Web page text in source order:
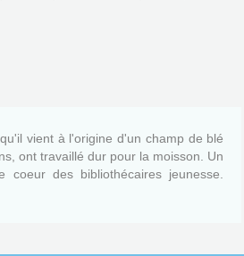
vient à l'origine d'un champ de blé
ont travaillé dur pour la moisson. Un
des bibliothécaires jeunesse.